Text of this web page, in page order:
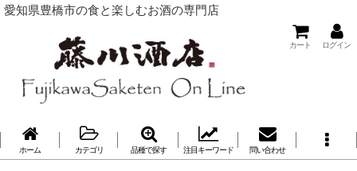
愛知県豊橋市の食と楽しむお酒の専門店
カート ログイン
ホーム カテゴリ 品種で探す 注目キーワード 問い合わせ